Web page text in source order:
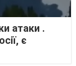
атаки .
є